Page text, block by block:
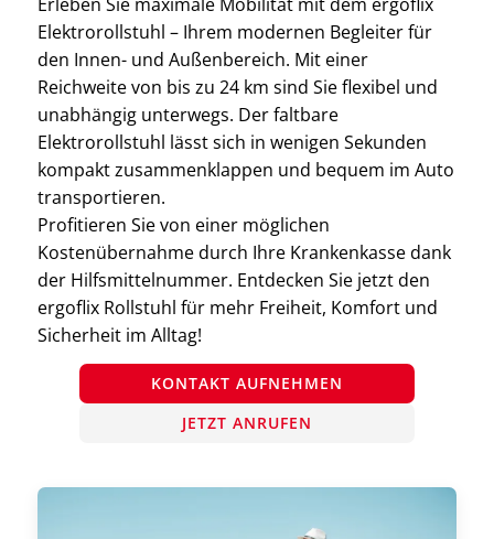
Elektrorollstuhl – Ihrem modernen Begleiter für
den Innen- und Außenbereich. Mit einer
Reichweite von bis zu 24 km sind Sie flexibel und
unabhängig unterwegs. Der faltbare
Elektrorollstuhl lässt sich in wenigen Sekunden
kompakt zusammenklappen und bequem im Auto
transportieren.
Profitieren Sie von einer möglichen
Kostenübernahme durch Ihre Krankenkasse dank
der Hilfsmittelnummer. Entdecken Sie jetzt den
ergoflix Rollstuhl für mehr Freiheit, Komfort und
Sicherheit im Alltag!
KONTAKT AUFNEHMEN
JETZT ANRUFEN